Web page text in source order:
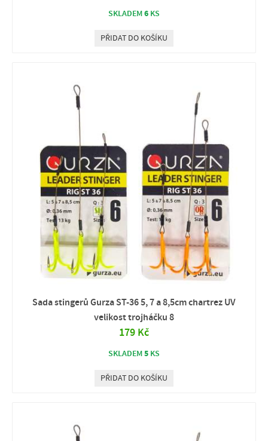
SKLADEM6 KS
PŘIDAT DO KOŠÍKU
Sada stingerů Gurza ST-36 5, 7 a 8,5cm chartrez UV
velikost trojháčku 8
179 Kč
SKLADEM5 KS
PŘIDAT DO KOŠÍKU